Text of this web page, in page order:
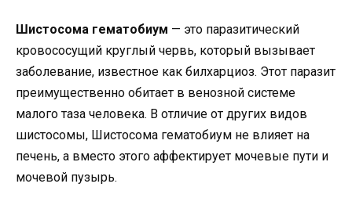
Шистосома гематобиум — это паразитический
кровососущий круглый червь, который вызывает
заболевание, известное как билхарциоз. Этот паразит
преимущественно обитает в венозной системе
малого таза человека. В отличие от других видов
шистосомы, Шистосома гематобиум не влияет на
печень, а вместо этого аффектирует мочевые пути и
мочевой пузырь.